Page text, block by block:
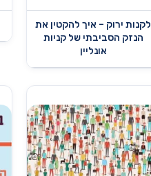
לקנות ירוק – איך להקטין את
הנזק הסביבתי של קניות
אונליין